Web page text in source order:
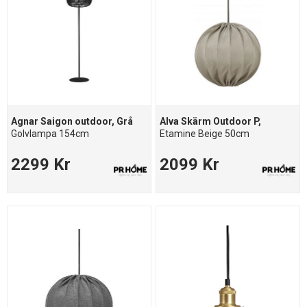
Agnar Saigon outdoor, Grå
Golvlampa 154cm
2299 Kr
Alva Skärm Outdoor P,
Etamine Beige 50cm
2099 Kr